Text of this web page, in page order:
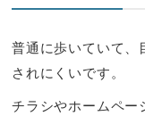
普通に歩いていて、
されにくいです。
チラシやホームペー